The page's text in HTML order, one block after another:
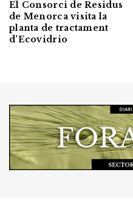
El Consorci de Residus
de Menorca visita la
planta de tractament
d’Ecovidrio